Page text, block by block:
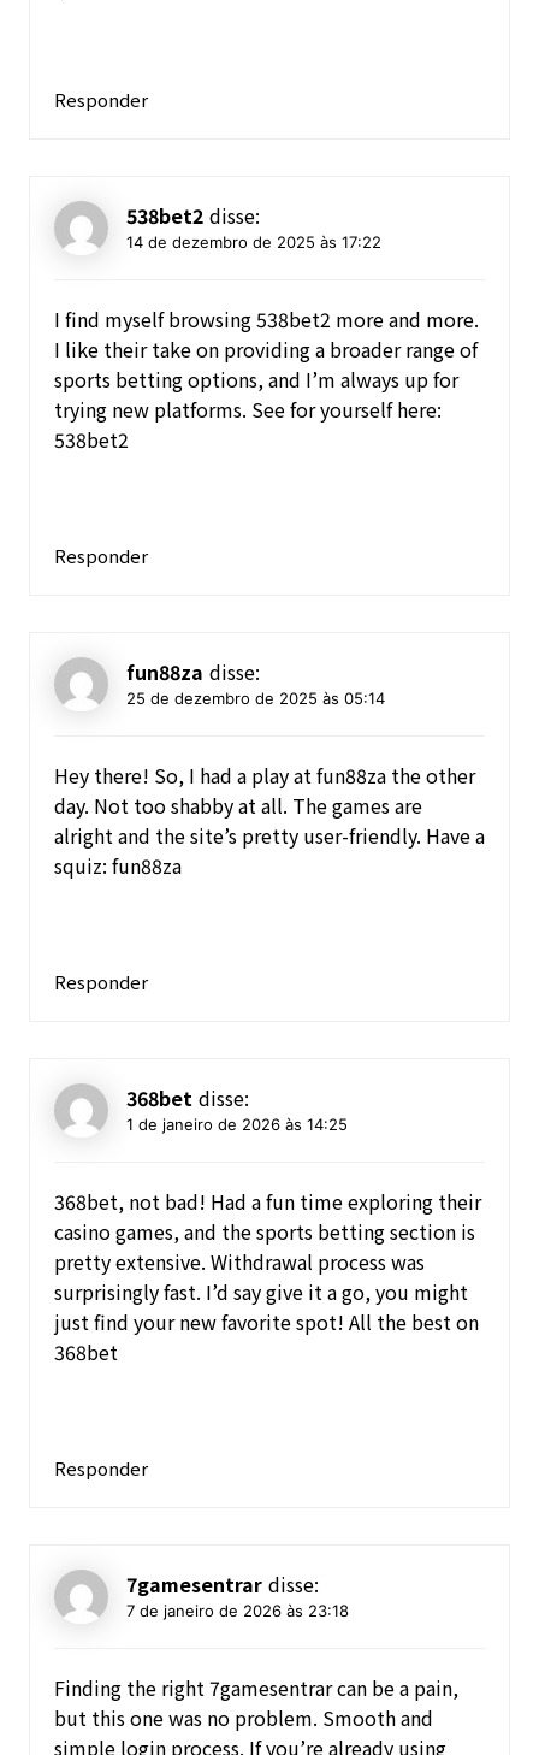
Responder
538bet2 disse:
14 de dezembro de 2025 às 17:22
I find myself browsing 538bet2 more and more.
I like their take on providing a broader range of
sports betting options, and I’m always up for
trying new platforms. See for yourself here:
538bet2
Responder
fun88za disse:
25 de dezembro de 2025 às 05:14
Hey there! So, I had a play at fun88za the other
day. Not too shabby at all. The games are
alright and the site’s pretty user-friendly. Have a
squiz: fun88za
Responder
368bet disse:
1 de janeiro de 2026 às 14:25
368bet, not bad! Had a fun time exploring their
casino games, and the sports betting section is
pretty extensive. Withdrawal process was
surprisingly fast. I’d say give it a go, you might
just find your new favorite spot! All the best on
368bet
Responder
7gamesentrar disse:
7 de janeiro de 2026 às 23:18
Finding the right 7gamesentrar can be a pain,
but this one was no problem. Smooth and
simple login process. If you’re already using